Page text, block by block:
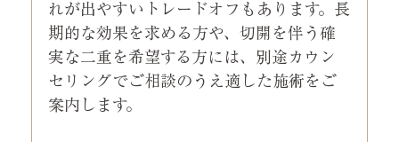
れが出やすいトレードオフもあります。長
期的な効果を求める方や、切開を伴う確
実な二重を希望する方には、別途カウン
セリングでご相談のうえ適した施術をご
案内します。